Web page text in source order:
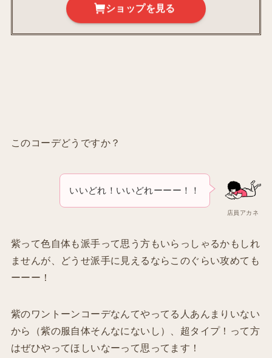
ショップを見る
このコーデどうですか？
店員アカネ
いいどれ！いいどれーーー！！
紫って色自体も派手って思う方もいらっしゃるかもしれ
ませんが、どうせ派手に見えるならこのぐらい攻めても
ーーー！
紫のワントーンコーデなんてやってる人あんまりいない
から（紫の服自体そんなにないし）、超タイプ！って方
はぜひやってほしいなーって思ってます！